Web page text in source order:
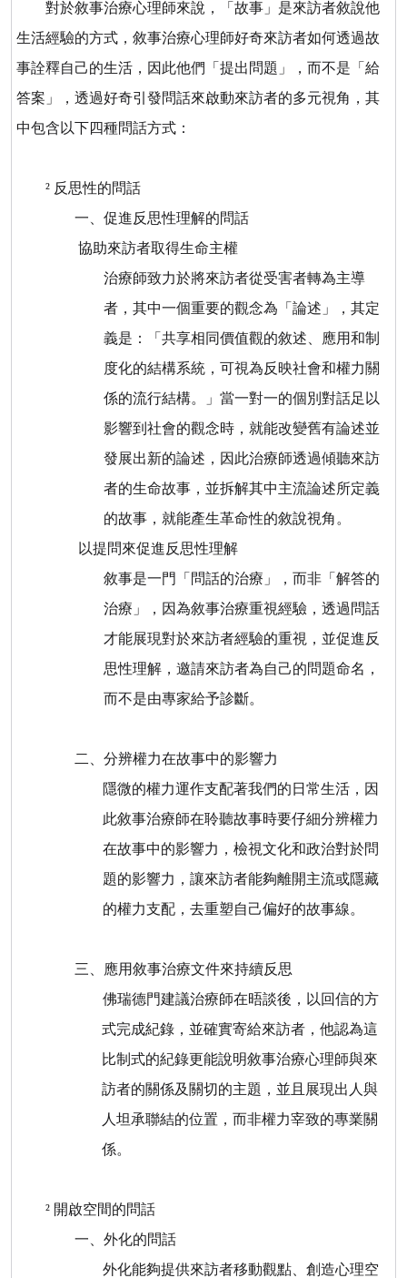
對於敘事治療心理師來說，「故事」是來訪者敘說他
生活經驗的方式，敘事治療心理師好奇來訪者如何透過故
事詮釋自己的生活，因此他們「提出問題」，而不是「給
答案」，透過好奇引發問話來啟動來訪者的多元視角，其
中包含以下四種問話方式：
² 反思性的問話
一、促進反思性理解的問話
協助來訪者取得生命主權
治療師致力於將來訪者從受害者轉為主導
者，其中一個重要的觀念為「論述」，其定
義是：「共享相同價值觀的敘述、應用和制
度化的結構系統，可視為反映社會和權力關
係的流行結構。」當一對一的個別對話足以
影響到社會的觀念時，就能改變舊有論述並
發展出新的論述，因此治療師透過傾聽來訪
者的生命故事，並拆解其中主流論述所定義
的故事，就能產生革命性的敘說視角。
以提問來促進反思性理解
敘事是一門「問話的治療」，而非「解答的
治療」，因為敘事治療重視經驗，透過問話
才能展現對於來訪者經驗的重視，並促進反
思性理解，邀請來訪者為自己的問題命名，
而不是由專家給予診斷。
二、分辨權力在故事中的影響力
隱微的權力運作支配著我們的日常生活，因
此敘事治療師在聆聽故事時要仔細分辨權力
在故事中的影響力，檢視文化和政治對於問
題的影響力，讓來訪者能夠離開主流或隱藏
的權力支配，去重塑自己偏好的故事線。
三、應用敘事治療文件來持續反思
佛瑞德門建議治療師在晤談後，以回信的方
式完成紀錄，並確實寄給來訪者，他認為這
比制式的紀錄更能說明敘事治療心理師與來
訪者的關係及關切的主題，並且展現出人與
人坦承聯結的位置，而非權力宰致的專業關
係。
² 開啟空間的問話
一、外化的問話
外化能夠提供來訪者移動觀點、創造心理空